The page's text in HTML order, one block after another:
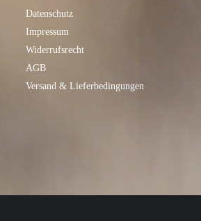
Datenschutz
Impressum
Widerrufsrecht
AGB
Versand & Lieferbedingungen